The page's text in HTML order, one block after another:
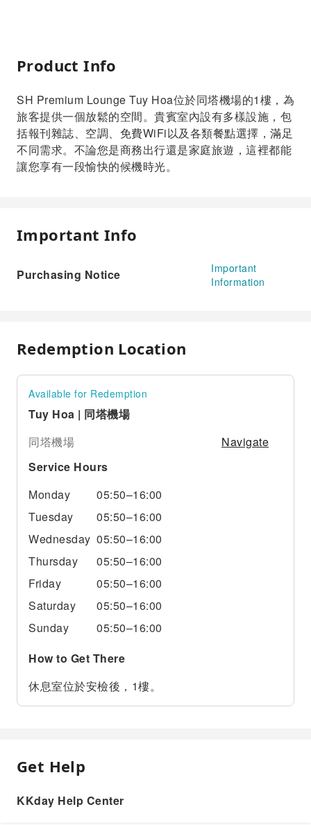
Product Info
SH Premium Lounge Tuy Hoa位於同塔機場的1樓，為
旅客提供一個放鬆的空間。貴賓室內設有多樣設施，包
括報刊雜誌、空調、免費WiFi以及各類餐點選擇，滿足
不同需求。不論您是商務出行還是家庭旅遊，這裡都能
讓您享有一段愉快的候機時光。
Important Info
Purchasing Notice
Important
Information
Redemption Location
Available for Redemption
Tuy Hoa | 同塔機場
同塔機場
Navigate
Service Hours
Monday
05:50–16:00
Tuesday
05:50–16:00
Wednesday 05:50–16:00
Thursday
05:50–16:00
Friday
05:50–16:00
Saturday
05:50–16:00
Sunday
05:50–16:00
How to Get There
休息室位於安檢後，1樓。
Get Help
KKday Help Center